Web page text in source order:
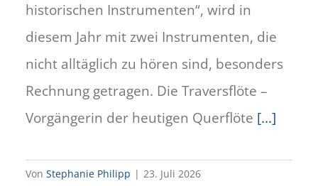
historischen Instrumenten“, wird in
diesem Jahr mit zwei Instrumenten, die
nicht alltäglich zu hören sind, besonders
Rechnung getragen. Die Traversflöte –
Vorgängerin der heutigen Querflöte [...]
Von Stephanie Philipp | 23. Juli 2026